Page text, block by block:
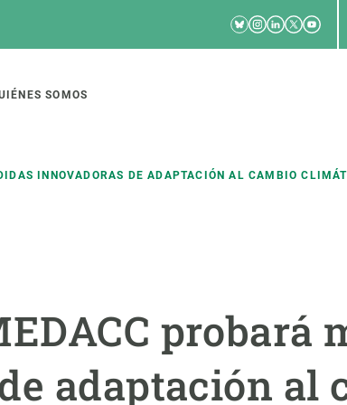
RRSS
Bluesky
Instagram
Linkedin
TwitterYoutube
SOMOS
INNOVADORAS DE ADAPTACIÓN AL CAMBIO
probará
adaptación al
de ecosistemas
Soluciones
Política y gestión